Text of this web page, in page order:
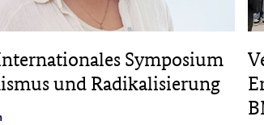
Symposium
und Radikalisierung